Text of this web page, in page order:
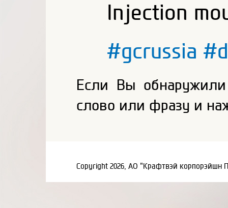
Injection
#gcrussia
Если Вы
слово или фразу и
Copyright 2026, АО "Крафтвэй корпорэйшн